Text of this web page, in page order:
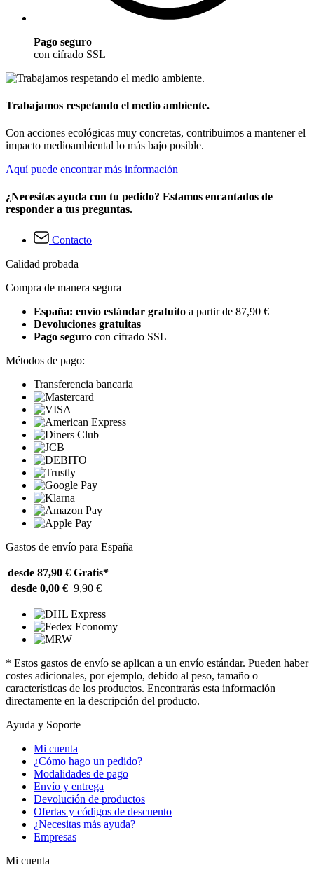
Pago seguro
con cifrado SSL
Trabajamos respetando el medio ambiente.
Con acciones ecológicas muy concretas, contribuimos a mantener el
impacto medioambiental lo más bajo posible.
Aquí puede encontrar más información
¿Necesitas ayuda con tu pedido? Estamos encantados de
responder a tus preguntas.
Contacto
Calidad probada
Compra de manera segura
España: envío estándar gratuito a partir de 87,90 €
Devoluciones gratuitas
Pago seguro con cifrado SSL
Métodos de pago:
Transferencia bancaria
Gastos de envío para España
desde 87,90 € Gratis*
desde 0,00 € 9,90 €
* Estos gastos de envío se aplican a un envío estándar. Pueden haber
costes adicionales, por ejemplo, debido al peso, tamaño o
características de los productos. Encontrarás esta información
directamente en la descripción del producto.
Ayuda y Soporte
Mi cuenta
¿Cómo hago un pedido?
Modalidades de pago
Envío y entrega
Devolución de productos
Ofertas y códigos de descuento
¿Necesitas más ayuda?
Empresas
Mi cuenta